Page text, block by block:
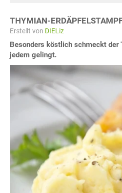
THYMIAN-
Erstellt von DIELiz
Besonders köstlich schmeckt der
jedem gelingt.